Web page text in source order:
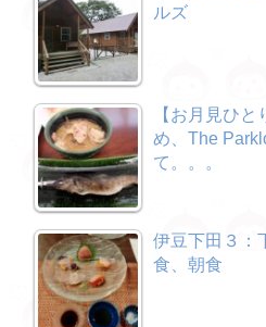
ルズ
【お月見ひ
め、The
て。。。
伊豆下田３：
食、朝食